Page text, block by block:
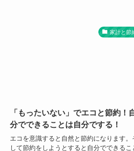
家計と節
「もったいない」でエコと節約！
分でできることは自分でする！
エコを意識すると自然と節約になります。
して節約をしようとすると自分でできるこ